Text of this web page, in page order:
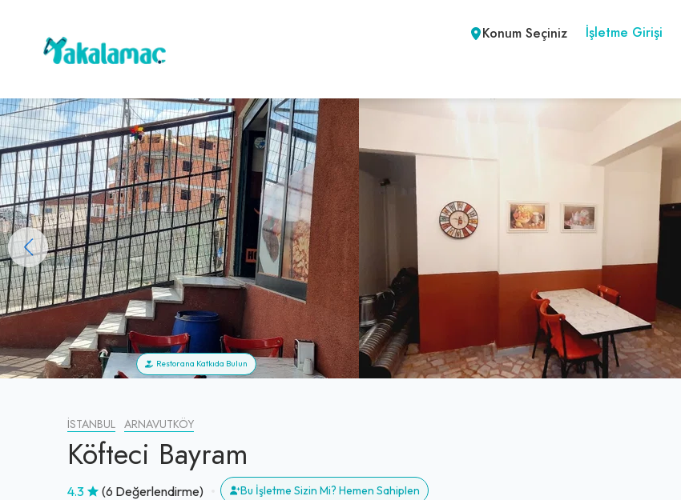
Konum Seçiniz İşletme Girişi
Restorana Katkıda Bulun
İSTANBUL ARNAVUTKÖY
Köfteci Bayram
4.3 (6 Değerlendirme) Bu İşletme Sizin Mi? Hemen Sahiplen